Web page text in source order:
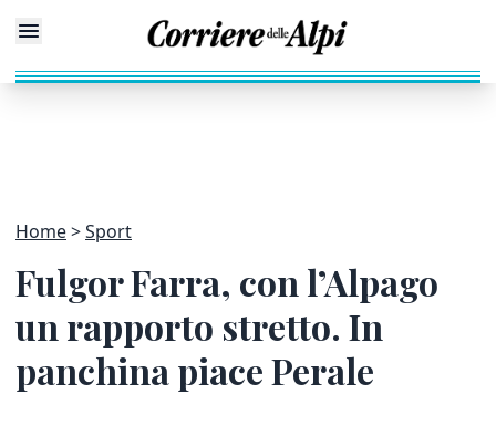
Home Sport
Fulgor Farra, con l’Alpago
un rapporto stretto. In
panchina piace Perale